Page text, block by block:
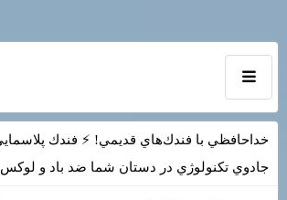
خداحافظي با فندك‌هاي قديمي! ⚡ فندك
جادوي تكنولوژي در دستان شما ضد باد و لوكس